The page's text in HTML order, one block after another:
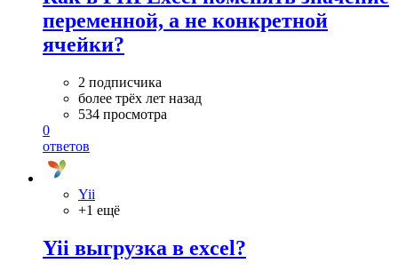
переменной, а не конкретной
ячейки?
2 подписчика
более трёх лет назад
534 просмотра
0
ответов
Yii
+1 ещё
Yii выгрузка в excel?